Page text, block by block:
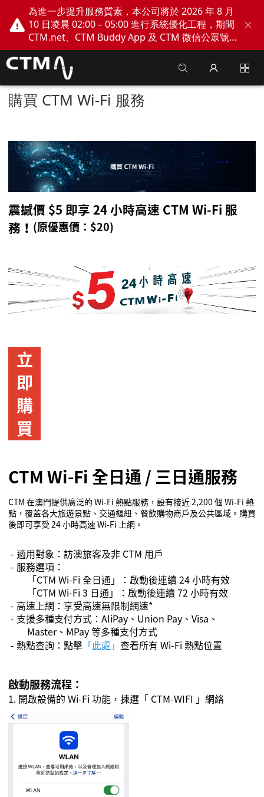
為進一步提升服務質素，本公司將於 2026 年 8 月
10 日凌晨 02:00 – 05:00 進行系統優化工程，期間
CTM.net、CTM Buddy App 及 CTM 微信公眾號
網上服務將會暫停。不便之處，敬請見諒！
購買 CTM Wi-Fi 服務
震撼價 $5 即享24小時高速 CTM Wi-Fi服
務 ！ (原優惠價： $20)
立
即
購
買
CTM Wi-Fi 全日通/三日通服務
CTM 在澳門提供廣泛的 Wi-Fi 熱點服務，設有接近2,200 個 Wi-Fi 熱
點，覆蓋各大旅遊景點、交通樞紐、餐飲購物商戶及公共區域。購買
後即可享受 24小時高速Wi-Fi 上網。
- 適用對象：訪澳旅客及非 CTM 用戶
- 服務選項：
「CTM Wi-Fi 全日通」：啟動後連續 24小時有效
「CTM Wi-Fi 3 日通」：啟動後連續 72小時有效
- 高速上網：享受高速無限制網速*
- 支援多種支付方式： AliPay 、 Union Pay 、 Visa 、
Master、 MPay 等多種支付方式
- 熱點查詢：點擊 「此處 」 查看所有 Wi-Fi 熱點位置
啟動服務流程 ：
1. 開啟設備的 Wi-Fi 功能，揀選「 CTM-WIFI 」網絡